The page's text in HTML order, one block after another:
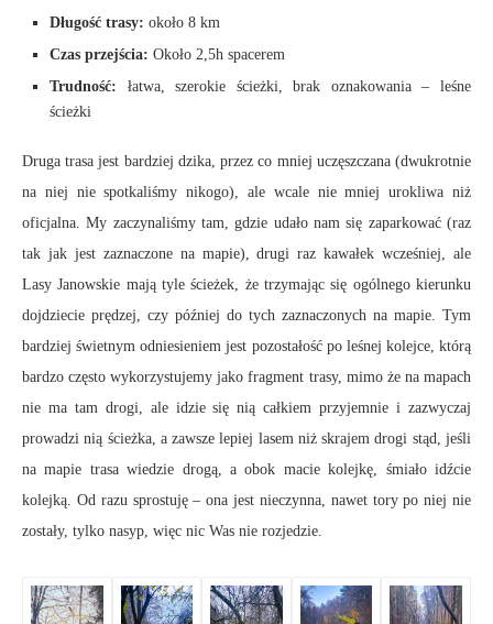
Długość trasy: około 8 km
Czas przejścia: Około 2,5h spacerem
Trudność: łatwa, szerokie ścieżki, brak oznakowania – leśne
ścieżki
Druga trasa jest bardziej dzika, przez co mniej uczęszczana (dwukrotnie
na niej nie spotkaliśmy nikogo), ale wcale nie mniej urokliwa niż
oficjalna. My zaczynaliśmy tam, gdzie udało nam się zaparkować (raz
tak jak jest zaznaczone na mapie), drugi raz kawałek wcześniej, ale
Lasy Janowskie mają tyle ścieżek, że trzymając się ogólnego kierunku
dojdziecie prędzej, czy później do tych zaznaczonych na mapie. Tym
bardziej świetnym odniesieniem jest pozostałość po leśnej kolejce, którą
bardzo często wykorzystujemy jako fragment trasy, mimo że na mapach
nie ma tam drogi, ale idzie się nią całkiem przyjemnie i zazwyczaj
prowadzi nią ścieżka, a zawsze lepiej lasem niż skrajem drogi stąd, jeśli
na mapie trasa wiedzie drogą, a obok macie kolejkę, śmiało idźcie
kolejką. Od razu sprostuję – ona jest nieczynna, nawet tory po niej nie
zostały, tylko nasyp, więc nic Was nie rozjedzie.